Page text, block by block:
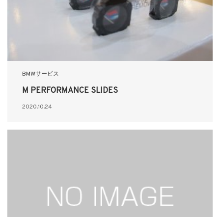
BMWサービス
M PERFORMANCE SLIDES
2020.10.24